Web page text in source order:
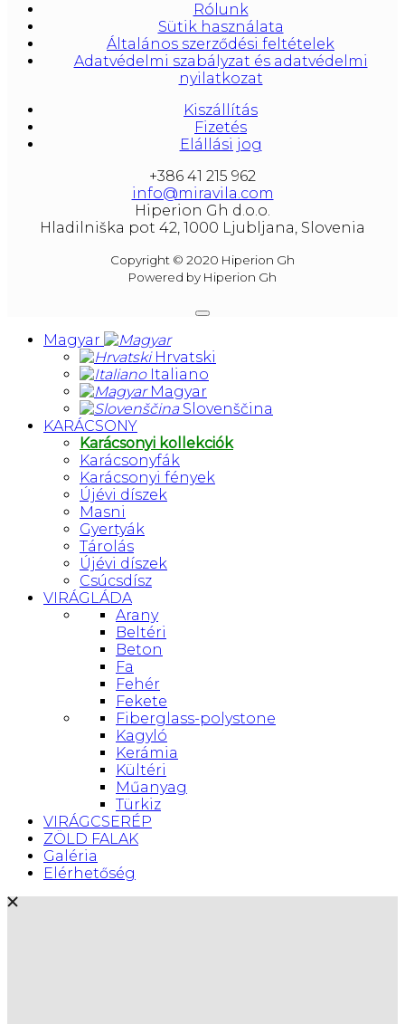
At our partners Miravila showroom you can
also see them.
Rólunk
Sütik használata
Általános szerződési feltételek
Adatvédelmi szabályzat és adatvédelmi
nyilatkozat
Kiszállítás
Fizetés
Elállási jog
+386 41 215 962
info@miravila.com
Hiperion Gh d.o.o.
Hladilniška pot 42, 1000 Ljubljana, Slovenia
Copyright © 2020 Hiperion Gh
Powered by Hiperion Gh
Magyar
Hrvatski
Italiano
Magyar
Slovenščina
KARÁCSONY
Karácsonyi kollekciók
Karácsonyfák
Karácsonyi fények
Újévi díszek
Masni
Gyertyák
Tárolás
Újévi díszek
Csúcsdísz
VIRÁGLÁDA
Arany
Beltéri
Beton
Fa
Fehér
Fekete
Fiberglass-polystone
Kagyló
Kerámia
Kültéri
Műanyag
Türkiz
VIRÁGCSERÉP
ZÖLD FALAK
Galéria
Elérhetőség